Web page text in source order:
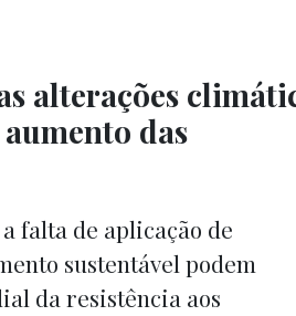
alterações
das
falta de aplicação de
sustentável podem
da resistência aos